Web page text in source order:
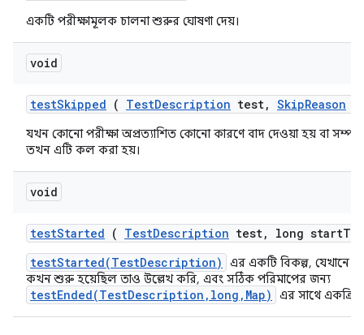
একটি পরীক্ষামূলক চালনা শুরুর ঘোষণা দেয়।
void
testSkipped ( TestDescription test, SkipReason
যখন কোনো পরীক্ষা অপ্রত্যাশিত কোনো কারণে বাদ দেওয়া হয় বা
তখন এটি কল করা হয়।
void
testStarted ( TestDescription test, long start
testStarted(TestDescription)
এর একটি বিকল্প, যেখানে
কখন শুরু হয়েছিল তাও উল্লেখ করি, এবং সঠিক পরিমাপের জন্য
testEnded(TestDescription,long,Map) এর সাথে